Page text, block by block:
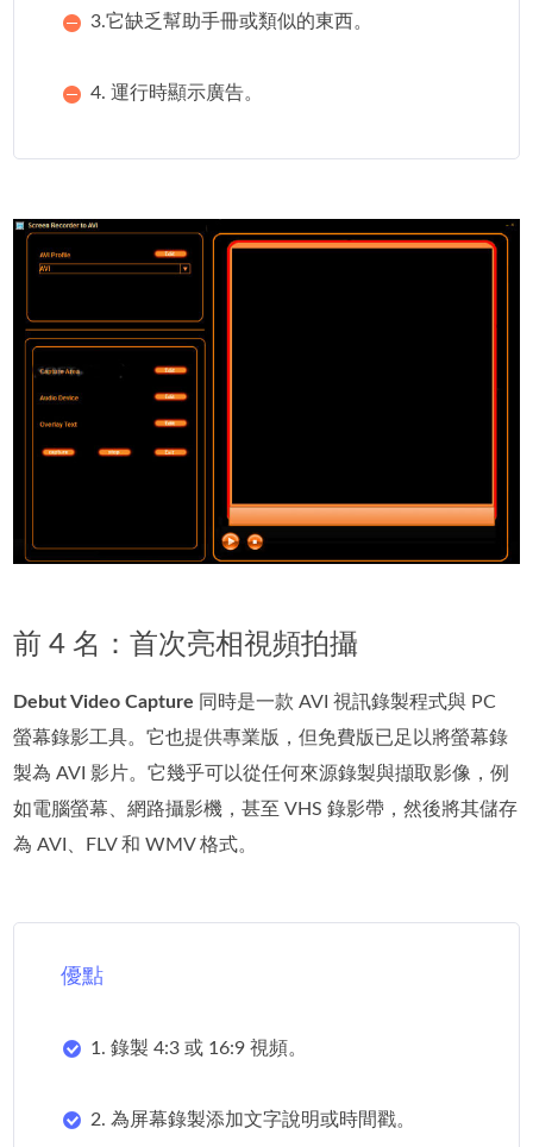
3.它缺乏幫助手冊或類似的東西。
4. 運行時顯示廣告。
前 4 名：首次亮相視頻拍攝
Debut Video Capture 同時是一款 AVI 視訊錄製程式與 PC
螢幕錄影工具。它也提供專業版，但免費版已足以將螢幕錄
製為 AVI 影片。它幾乎可以從任何來源錄製與擷取影像，例
如電腦螢幕、網路攝影機，甚至 VHS 錄影帶，然後將其儲存
為 AVI、FLV 和 WMV 格式。
優點
1. 錄製 4:3 或 16:9 視頻。
2. 為屏幕錄製添加文字說明或時間戳。